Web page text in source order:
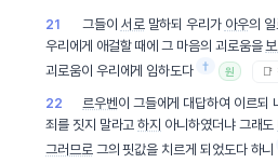
21 그들이 서로 말하되 우리가 아우의
우리에게 애걸할 때에 그 마음의 괴로움을
괴로움이 우리에게 임하도다 † 원 📑
22 르우벤이 그들에게 대답하여 이르되
죄를 짓지 말라고하지 아니하였더냐 그래도
그러므로그의 핏값을 치르게 되었도다 하니